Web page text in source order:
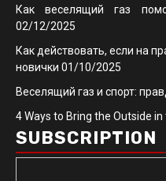
Как веселящий газ
02/12/2025
Как действовать, если на
новички 01/10/2025
Веселящий газ и спорт:
4 Ways to Bring the Outside
SUBSCRIPTION